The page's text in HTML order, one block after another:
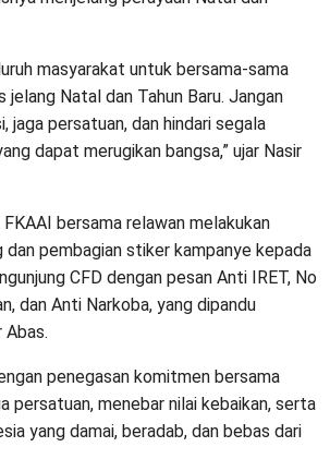
masyarakat untuk bersama-sama
jelang Natal dan Tahun Baru. Jangan
jaga persatuan, dan hindari segala
dapat merugikan bangsa,” ujar Nasir
bersama relawan melakukan
dan pembagian stiker kampanye kepada
CFD dengan pesan Anti IRET, No
dan Anti Narkoba, yang dipandu
Abas.
penegasan komitmen bersama
persatuan, menebar nilai kebaikan, serta
yang damai, beradab, dan bebas dari